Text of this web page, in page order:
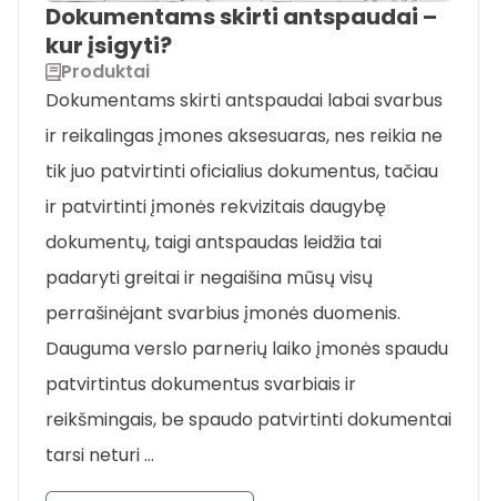
Dokumentams skirti antspaudai –
kur įsigyti?
Produktai
Dokumentams skirti antspaudai labai svarbus
ir reikalingas įmones aksesuaras, nes reikia ne
tik juo patvirtinti oficialius dokumentus, tačiau
ir patvirtinti įmonės rekvizitais daugybę
dokumentų, taigi antspaudas leidžia tai
padaryti greitai ir negaišina mūsų visų
perrašinėjant svarbius įmonės duomenis.
Dauguma verslo parnerių laiko įmonės spaudu
patvirtintus dokumentus svarbiais ir
reikšmingais, be spaudo patvirtinti dokumentai
tarsi neturi …